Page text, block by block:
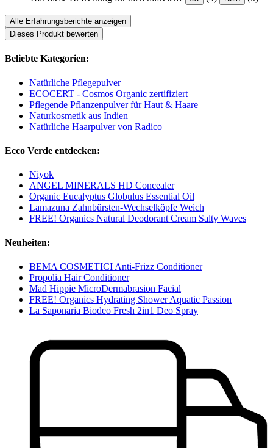
Alle Erfahrungsberichte anzeigen
Dieses Produkt bewerten
Beliebte Kategorien:
Natürliche Pflegepulver
ECOCERT - Cosmos Organic zertifiziert
Pflegende Pflanzenpulver für Haut & Haare
Naturkosmetik aus Indien
Natürliche Haarpulver von Radico
Ecco Verde entdecken:
Niyok
ANGEL MINERALS HD Concealer
Organic Eucalyptus Globulus Essential Oil
Lamazuna Zahnbürsten-Wechselköpfe Weich
FREE! Organics Natural Deodorant Cream Salty Waves
Neuheiten:
BEMA COSMETICI Anti-Frizz Conditioner
Propolia Hair Conditioner
Mad Hippie MicroDermabrasion Facial
FREE! Organics Hydrating Shower Aquatic Passion
La Saponaria Biodeo Fresh 2in1 Deo Spray